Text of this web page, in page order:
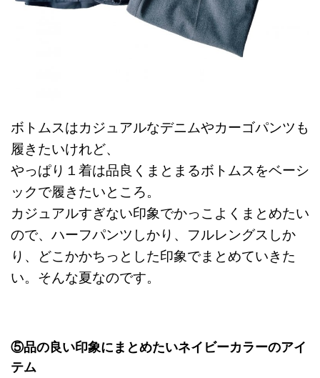
ボトムスはカジュアルなデニムやカーゴパンツも
履きたいけれど、
やっぱり１着は品良くまとまるボトムスをベーシ
ックで履きたいところ。
カジュアルすぎない印象でかっこよくまとめたい
ので、ハーフパンツしかり、フルレングスしか
り、どこかかちっとした印象でまとめていきた
い。そんな夏なのです。
⑤品の良い印象にまとめたいネイビーカラーのアイ
テム